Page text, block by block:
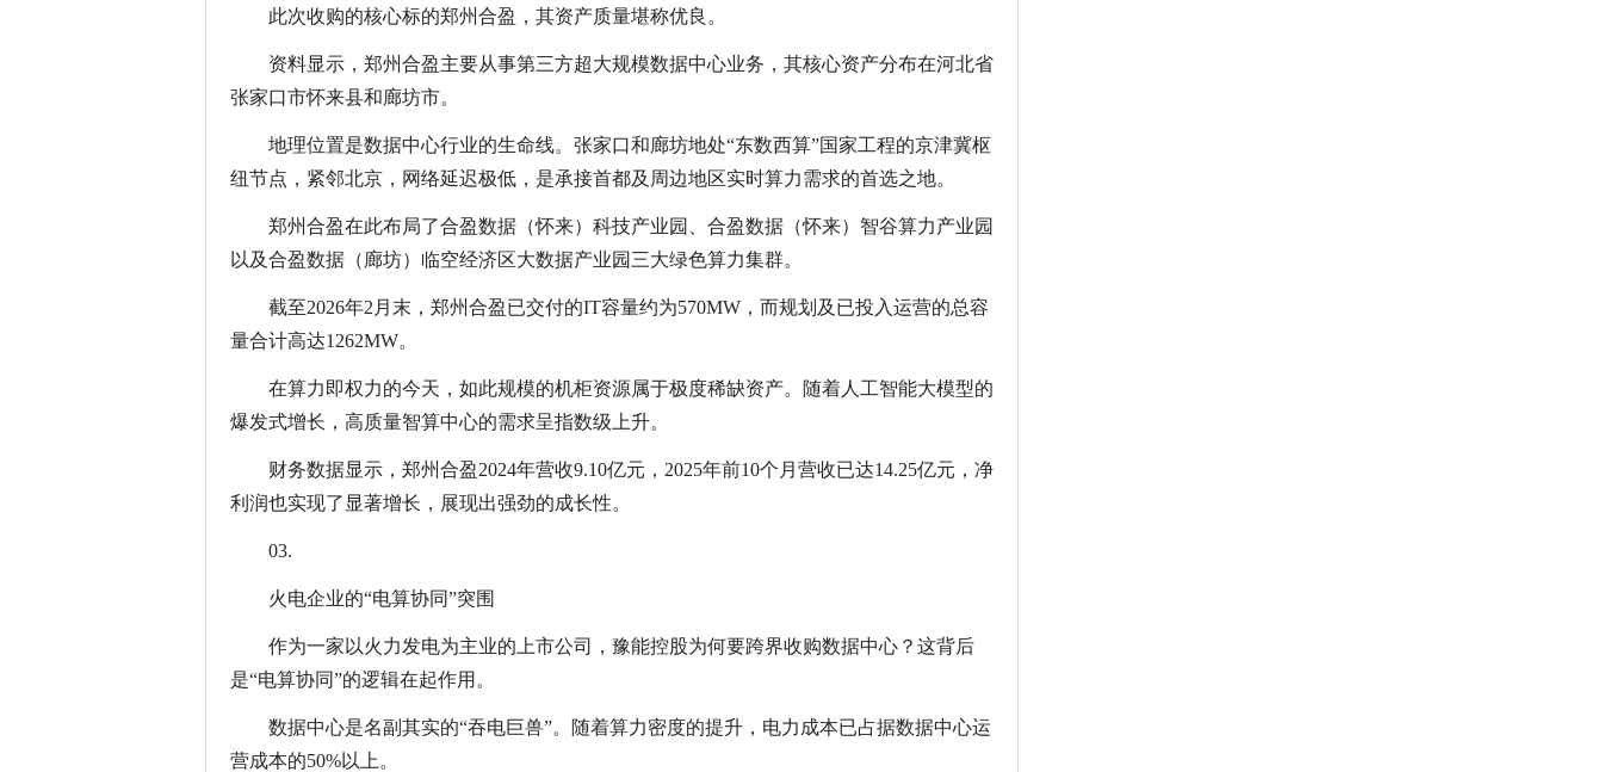
此次收购的核心标的郑州合盈，其资产质量堪称优良。
资料显示，郑州合盈主要从事第三方超大规模数据中心业务，其核心资产分布在河北省
张家口市怀来县和廊坊市。
地理位置是数据中心行业的生命线。张家口和廊坊地处“东数西算”国家工程的京津冀枢
纽节点，紧邻北京，网络延迟极低，是承接首都及周边地区实时算力需求的首选之地。
郑州合盈在此布局了合盈数据（怀来）科技产业园、合盈数据（怀来）智谷算力产业园
以及合盈数据（廊坊）临空经济区大数据产业园三大绿色算力集群。
截至2026年2月末，郑州合盈已交付的IT容量约为570MW，而规划及已投入运营的总容
量合计高达1262MW。
在算力即权力的今天，如此规模的机柜资源属于极度稀缺资产。随着人工智能大模型的
爆发式增长，高质量智算中心的需求呈指数级上升。
财务数据显示，郑州合盈2024年营收9.10亿元，2025年前10个月营收已达14.25亿元，净
利润也实现了显著增长，展现出强劲的成长性。
03.
火电企业的“电算协同”突围
作为一家以火力发电为主业的上市公司，豫能控股为何要跨界收购数据中心？这背后
是“电算协同”的逻辑在起作用。
数据中心是名副其实的“吞电巨兽”。随着算力密度的提升，电力成本已占据数据中心运
营成本的50%以上。